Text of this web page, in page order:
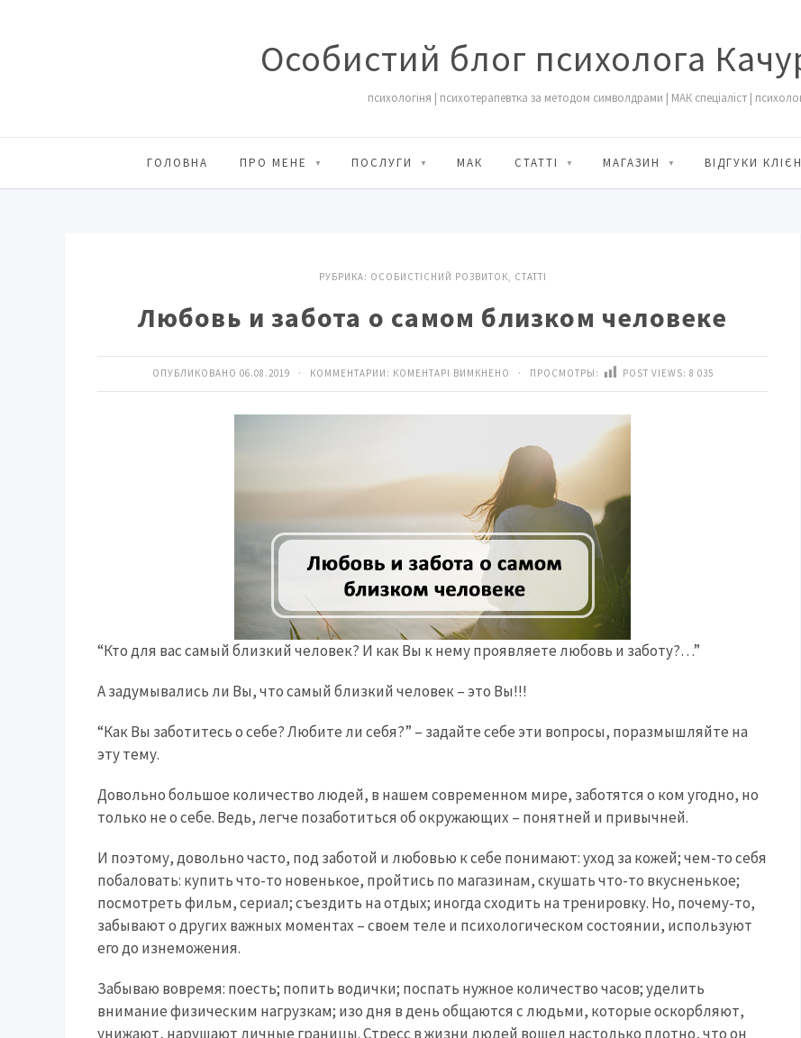
Особистий блог психолога
психологіня | психотерапевтка за методом символдрами | МАК спеціаліст |
ГОЛОВНА ПРО МЕНЕ ПОСЛУГИ МАК СТАТТІ МАГАЗИН ВІДГУКИ
РУБРИКА: ОСОБИСТІСНИЙ РОЗВИТОК, СТАТТІ
Любовь и забота о самом близком человеке
ОПУБЛИКОВАНО 06.08.2019 · КОММЕНТАРИИ: КОМЕНТАРІ ВИМКНЕНО · ПРОСМОТРЫ: POST VIEWS: 8 035
“Кто для вас самый близкий человек? И как Вы к нему проявляете любовь и заботу?…”
А задумывались ли Вы, что самый близкий человек – это Вы!!!
“Как Вы заботитесь о себе? Любите ли себя?” – задайте себе эти вопросы, поразмышляйте на
эту тему.
Довольно большое количество людей, в нашем современном мире, заботятся о ком угодно, но
только не о себе. Ведь, легче позаботиться об окружающих – понятней и привычней.
И поэтому, довольно часто, под заботой и любовью к себе понимают: уход за кожей; чем-то себя
побаловать: купить что-то новенькое, пройтись по магазинам, скушать что-то вкусненькое;
посмотреть фильм, сериал; съездить на отдых; иногда сходить на тренировку. Но, почему-то,
забывают о других важных моментах – своем теле и психологическом состоянии, используют
его до изнеможения.
Забываю вовремя: поесть; попить водички; поспать нужное количество часов; уделить
внимание физическим нагрузкам; изо дня в день общаются с людьми, которые оскорбляют,
унижают, нарушают личные границы. Стресс в жизни людей вошел настолько плотно, что он